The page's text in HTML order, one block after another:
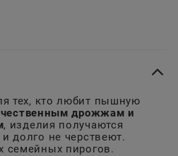
тех, кто любит пышную
дрожжам и
, изделия получаются
долго не черствеют.
семейных пирогов.